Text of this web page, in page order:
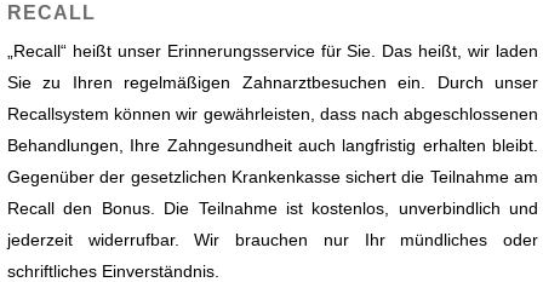
RECALL
„Recall“ heißt unser Erinnerungsservice für Sie. Das heißt, wir laden
Sie zu Ihren regelmäßigen Zahnarztbesuchen ein. Durch unser
Recallsystem können wir gewährleisten, dass nach abgeschlossenen
Behandlungen, Ihre Zahngesundheit auch langfristig erhalten bleibt.
Gegenüber der gesetzlichen Krankenkasse sichert die Teilnahme am
Recall den Bonus. Die Teilnahme ist kostenlos, unverbindlich und
jederzeit widerrufbar. Wir brauchen nur Ihr mündliches oder
schriftliches Einverständnis.